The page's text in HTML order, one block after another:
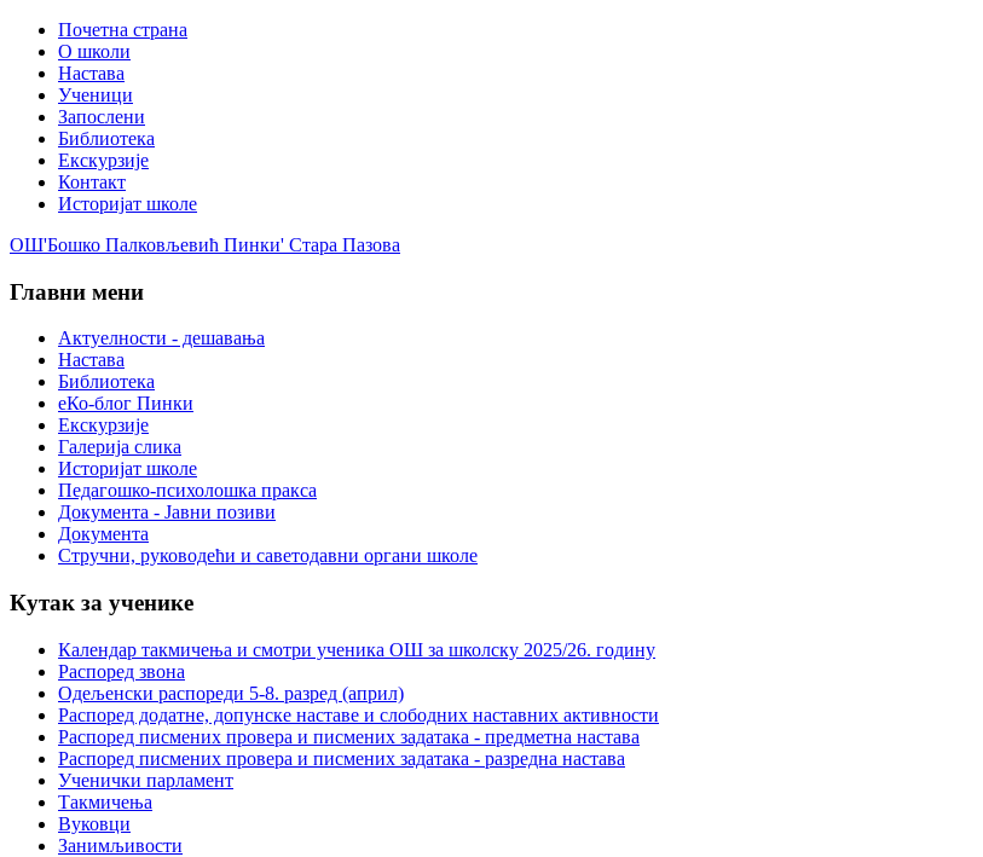
Почетна страна
О школи
Настава
Ученици
Запослени
Библиотека
Екскурзије
Контакт
Историјат школе
ОШ'Бошко Палковљевић Пинки' Стара Пазова
Главни мени
Актуелности - дешавања
Настава
Библиотека
еКо-блог Пинки
Екскурзије
Галерија слика
Историјат школе
Педагошко-психолошка пракса
Документа - Јавни позиви
Документа
Стручни, руководећи и саветодавни органи школе
Кутак за ученике
Календар такмичења и смотри ученика ОШ за школску 2025/26. годину
Распоред звона
Одељенски распореди 5-8. разред (април)
Распоред додатне, допунске наставе и слободних наставних активности
Распоред писмених провера и писмених задатака - предметна настава
Распоред писмених провера и писмених задатака - разредна настава
Ученички парламент
Такмичења
Вуковци
Занимљивости